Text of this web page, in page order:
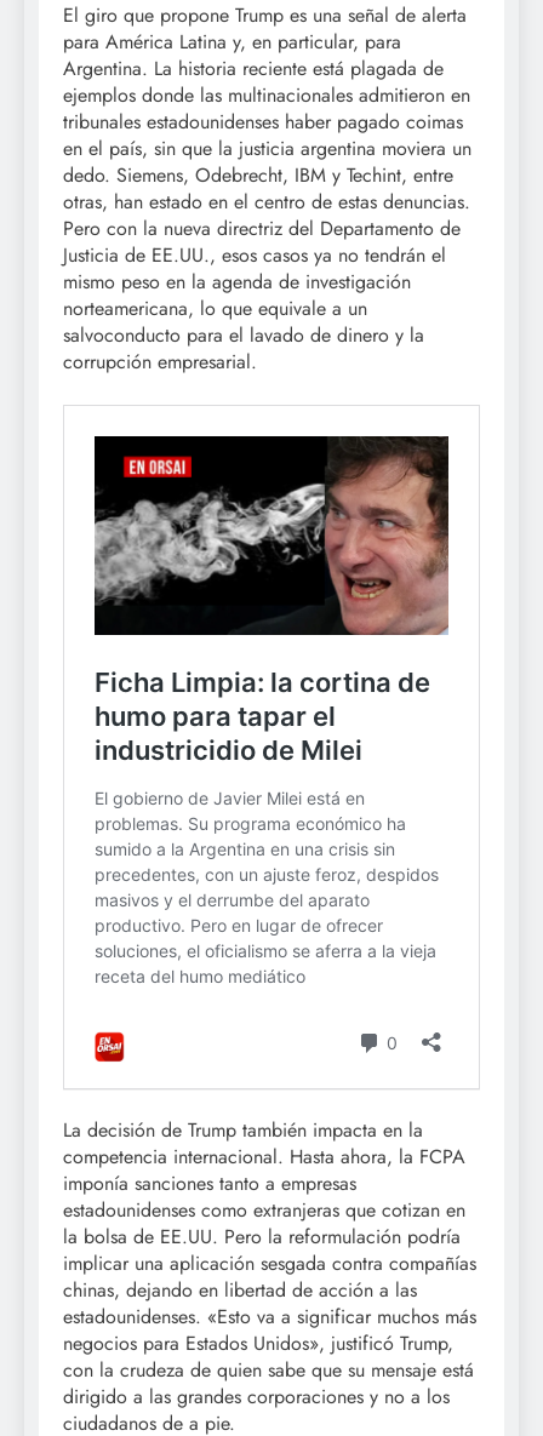
El giro que propone Trump es una señal de alerta
para América Latina y, en particular, para
Argentina. La historia reciente está plagada de
ejemplos donde las multinacionales admitieron en
tribunales estadounidenses haber pagado coimas
en el país, sin que la justicia argentina moviera un
dedo. Siemens, Odebrecht, IBM y Techint, entre
otras, han estado en el centro de estas denuncias.
Pero con la nueva directriz del Departamento de
Justicia de EE.UU., esos casos ya no tendrán el
mismo peso en la agenda de investigación
norteamericana, lo que equivale a un
salvoconducto para el lavado de dinero y la
corrupción empresarial.
La decisión de Trump también impacta en la
competencia internacional. Hasta ahora, la FCPA
imponía sanciones tanto a empresas
estadounidenses como extranjeras que cotizan en
la bolsa de EE.UU. Pero la reformulación podría
implicar una aplicación sesgada contra compañías
chinas, dejando en libertad de acción a las
estadounidenses. «Esto va a significar muchos más
negocios para Estados Unidos», justificó Trump,
con la crudeza de quien sabe que su mensaje está
dirigido a las grandes corporaciones y no a los
ciudadanos de a pie.